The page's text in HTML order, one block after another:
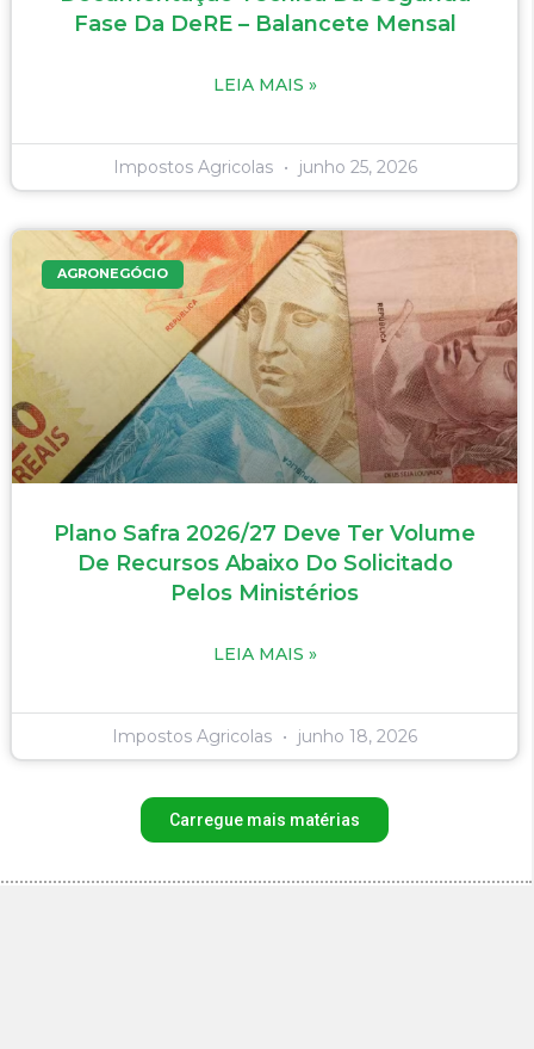
Fase Da DeRE – Balancete Mensal
LEIA MAIS »
Impostos Agricolas junho 25, 2026
AGRONEGÓCIO
Plano Safra 2026/27 Deve Ter Volume
De Recursos Abaixo Do Solicitado
Pelos Ministérios
LEIA MAIS »
Impostos Agricolas junho 18, 2026
Carregue mais matérias